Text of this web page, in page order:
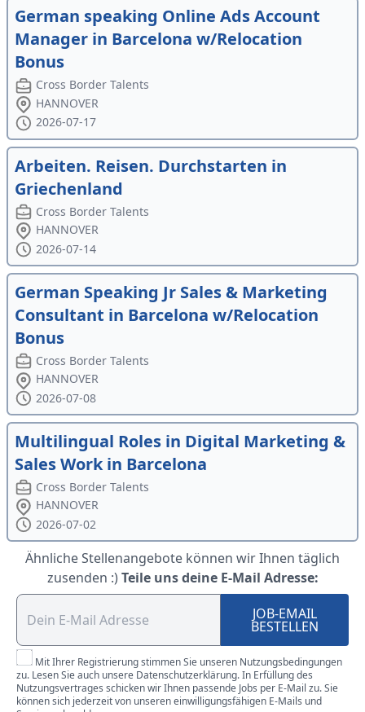
German speaking Online Ads Account
Manager in Barcelona w/Relocation
Bonus
Cross Border Talents
HANNOVER
2026-07-17
Arbeiten. Reisen. Durchstarten in
Griechenland
Cross Border Talents
HANNOVER
2026-07-14
German Speaking Jr Sales & Marketing
Consultant in Barcelona w/Relocation
Bonus
Cross Border Talents
HANNOVER
2026-07-08
Multilingual Roles in Digital Marketing &
Sales Work in Barcelona
Cross Border Talents
HANNOVER
2026-07-02
Ähnliche Stellenangebote können wir Ihnen täglich
zusenden :) Teile uns deine E-Mail Adresse:
JOB-EMAIL
BESTELLEN
Mit Ihrer Registrierung stimmen Sie unseren Nutzungsbedingungen
zu. Lesen Sie auch unsere Datenschutzerklärung. In Erfüllung des
Nutzungsvertrages schicken wir Ihnen passende Jobs per E-Mail zu. Sie
können sich jederzeit von unseren einwilligungsfähigen E-Mails und